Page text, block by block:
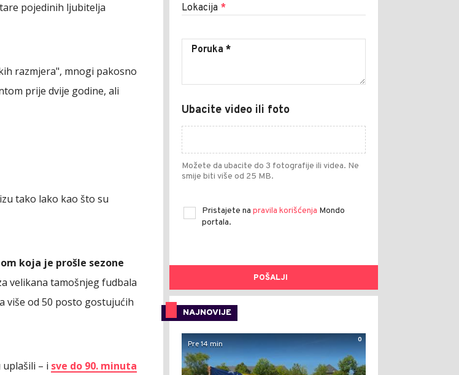
pojedinih ljubitelja
razmjera", mnogi pakosno
prije dvije godine, ali
tako lako kao što su
koja je prošle sezone
velikana tamošnjeg fudbala
više od 50 posto gostujućih
– i sve do 90. minuta
Lokacija *
Ubacite video ili foto
Možete da ubacite do 3 fotografije ili videa. Ne
smije biti više od 25 MB.
Pristajete na pravila korišćenja Mondo
portala.
POŠALJI
NAJNOVIJE
0
Pre 14 min